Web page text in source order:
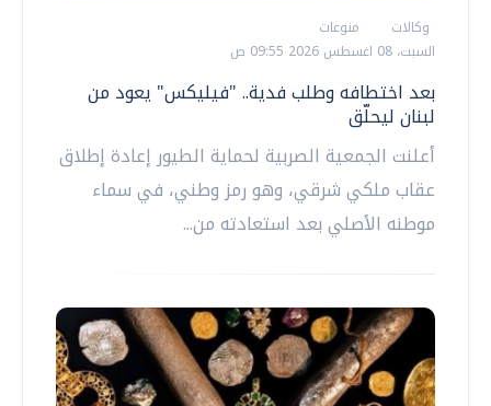
وكالات
منوعات
السبت، 08 اغسطس 2026 09:55 ص
بعد اختطافه وطلب فدية.. "فيليكس" يعود من
لبنان ليحلّق
أعلنت الجمعية الصربية لحماية الطيور إعادة إطلاق
عقاب ملكي شرقي، وهو رمز وطني، في سماء
موطنه الأصلي بعد استعادته من...